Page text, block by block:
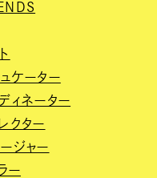
ケーター
ィネーター
クター
ジャー
ー